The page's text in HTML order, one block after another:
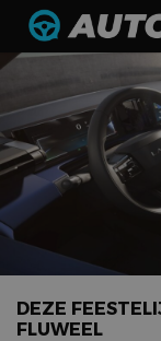
Autonieuws
Podcast
Autotests
Automerken
Contact
MotorRAI.nl
DEZE
FLUWEEL